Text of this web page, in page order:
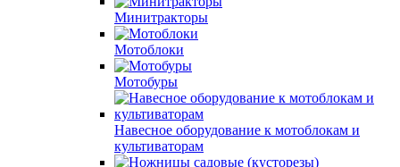
Минитракторы
Мотоблоки
Мотобуры
Навесное оборудование к мотоблокам и
культиваторам